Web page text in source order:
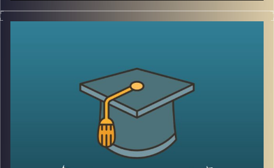
לפני כמה שנים, רוב האנשים עוד הצליחו להבין פחות או יותר
מי נגד מי במזרח התיכון.
החות’ים, רוסיה, הסכמים, איומים, מלחמה רב־זירתית… ובין כל
הכותרות, הרבה אנשים פשוט איבדו את התמונה הגדולה.
אז בפרק הזה רצינו לעצור רגע ולעשות סדר.
להבין מה באמת קורה באזור שלנו, מה השתנה מאז השבעה
באוקטובר, ואיך נראית היום המפה האסטרטגית של המזרח